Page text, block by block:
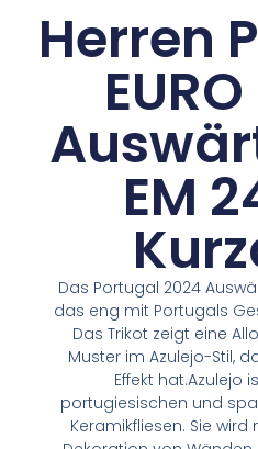
Herren
EM
Das Portugal 2024
das eng mit Portugals
Das Trikot zeigt eine
Muster im Azulejo-Stil,
Effekt hat.Azulejo
portugiesischen und
Keramikfliesen. Sie